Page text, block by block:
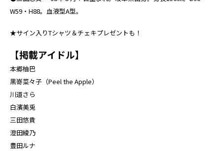
W59・H88。血液型A型。
★サイン入りTシャツ＆チェキプレゼントも！
【掲載アイドル】
本郷柚巴
黒嵜菜々子（Peel the Apple）
川道さら
白濱美兎
三田悠貴
澄田綾乃
豊田ルナ